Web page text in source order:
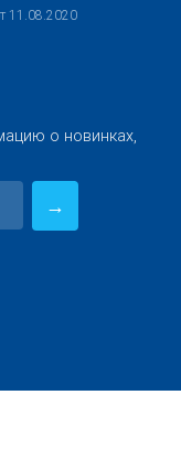
11.08.2020
о новинках,